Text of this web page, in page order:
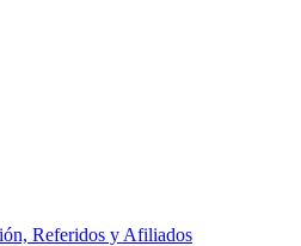
Referidos y Afiliados